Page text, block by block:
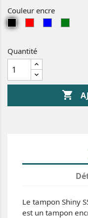
Couleur encre
r
g
e
Quantité

Le tampon Shiny
est un tampon